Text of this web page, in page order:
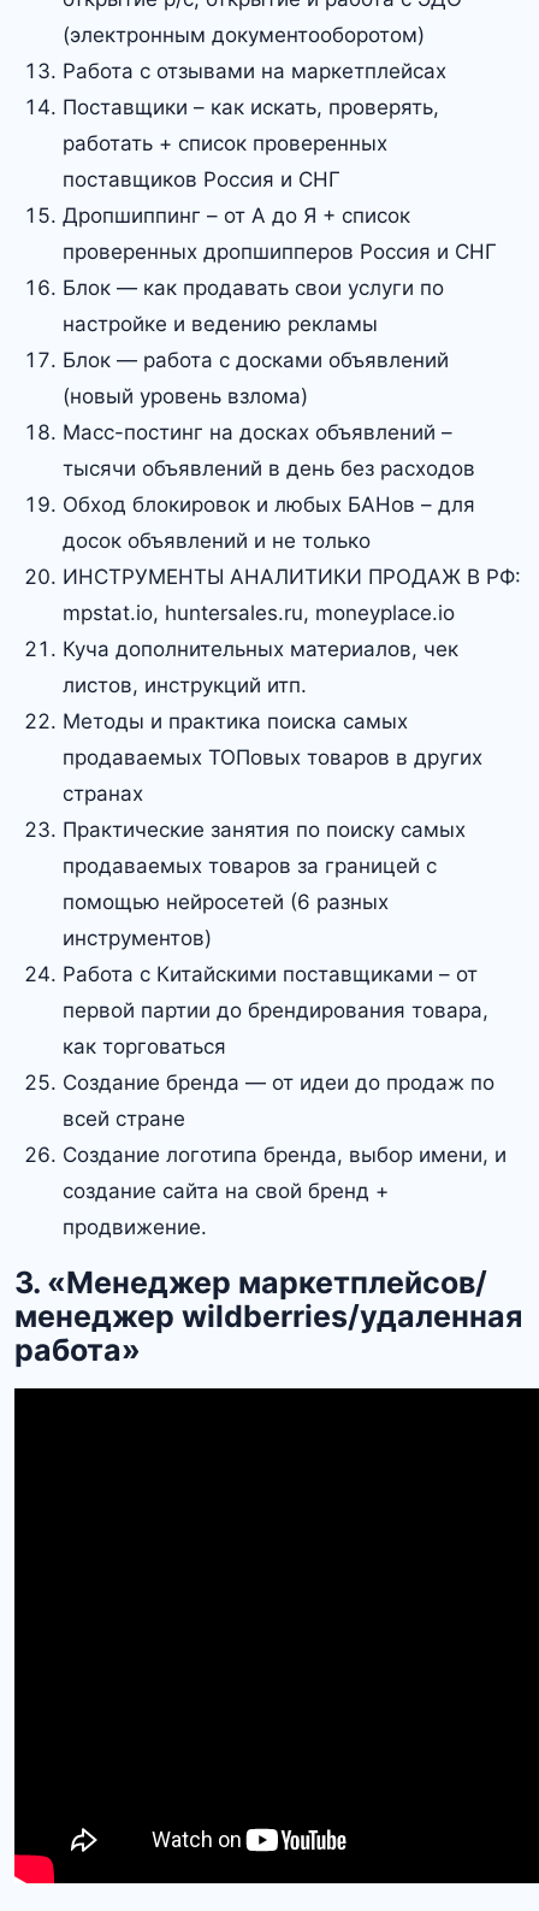
(электронным документооборотом)
Работа с отзывами на маркетплейсах
Поставщики – как искать, проверять,
работать + список проверенных
поставщиков Россия и СНГ
Дропшиппинг – от А до Я + список
проверенных дропшипперов Россия и СНГ
Блок — как продавать свои услуги по
настройке и ведению рекламы
Блок — работа с досками объявлений
(новый уровень взлома)
Масс-постинг на досках объявлений –
тысячи объявлений в день без расходов
Обход блокировок и любых БАНов – для
досок объявлений и не только
ИНСТРУМЕНТЫ АНАЛИТИКИ ПРОДАЖ В РФ:
mpstat.io, huntersales.ru, moneyplace.io
Куча дополнительных материалов, чек
листов, инструкций итп.
Методы и практика поиска самых
продаваемых ТОПовых товаров в других
странах
Практические занятия по поиску самых
продаваемых товаров за границей с
помощью нейросетей (6 разных
инструментов)
Работа с Китайскими поставщиками – от
первой партии до брендирования товара,
как торговаться
Создание бренда — от идеи до продаж по
всей стране
Создание логотипа бренда, выбор имени, и
создание сайта на свой бренд +
продвижение.
3. «Менеджер маркетплейсов/
менеджер wildberries/удаленная
работа»